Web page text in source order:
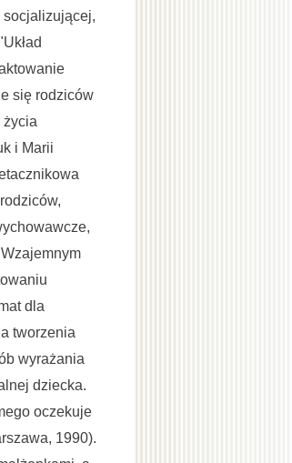
socjalizującej,
się rodziców
życia
i Marii
dla
tworzenia
wyrażania
dziecka.
oczekuje
1990).